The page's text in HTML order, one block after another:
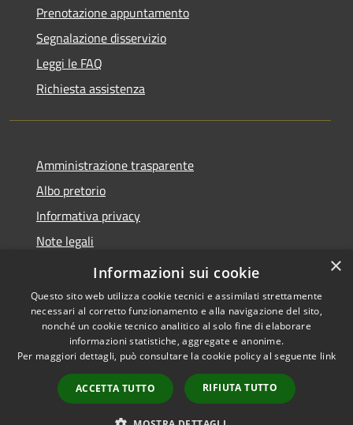
Prenotazione appuntamento
Segnalazione disservizio
Leggi le FAQ
Richiesta assistenza
Amministrazione trasparente
Albo pretorio
Informativa privacy
Note legali
Dichiarazione di accessibilità
Accessibilità
Copyright © 2026 • Comune di
Pieve d'Olmi • Powered by
Municipium•
Accesso
redazione
×
Informazioni sui cookie
Questo sito web utilizza cookie tecnici e assimilati strettamente
necessari al corretto funzionamento e alla navigazione del sito,
nonché un cookie tecnico analitico al solo fine di elaborare
informazioni statistiche, aggregate e anonime.
Per maggiori dettagli, può consultare la cookie policy al seguente link
ACCETTA TUTTO RIFIUTA TUTTO